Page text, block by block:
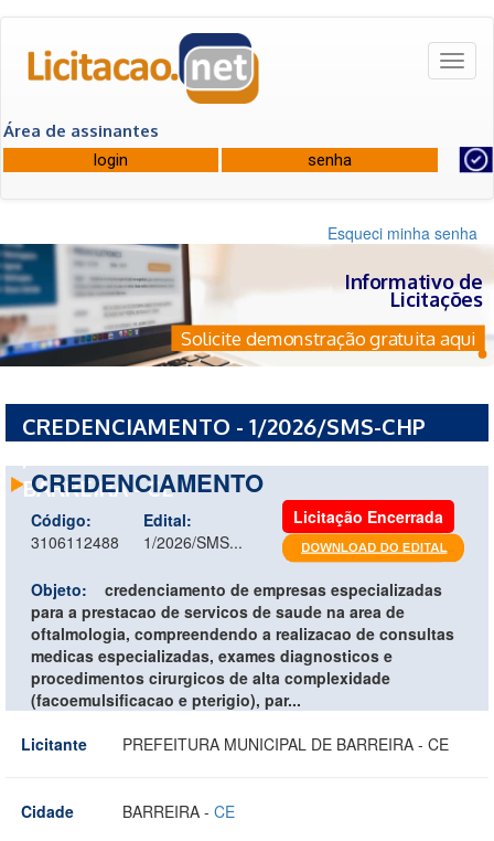
Área de assinantes
Esqueci minha senha
Informativo de
Licitações
Solicite demonstração gratuita aqui
CREDENCIAMENTO - 1/2026/SMS-CHP
BARREIRA - CE
CREDENCIAMENTO
Código:
3106112488
Edital:
1/2026/SMS...
Licitação Encerrada
Objeto:
credenciamento de empresas especializadas
para a prestacao de servicos de saude na area de
oftalmologia, compreendendo a realizacao de consultas
medicas especializadas, exames diagnosticos e
procedimentos cirurgicos de alta complexidade
(facoemulsificacao e pterigio), par...
Licitante
PREFEITURA MUNICIPAL DE BARREIRA - CE
Cidade BARREIRA - CE